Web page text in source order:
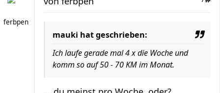
ferbpen
mauki hat geschrieben:
Ich laufe gerade mal 4 x die Woche und
komm so auf 50 - 70 KM im Monat.